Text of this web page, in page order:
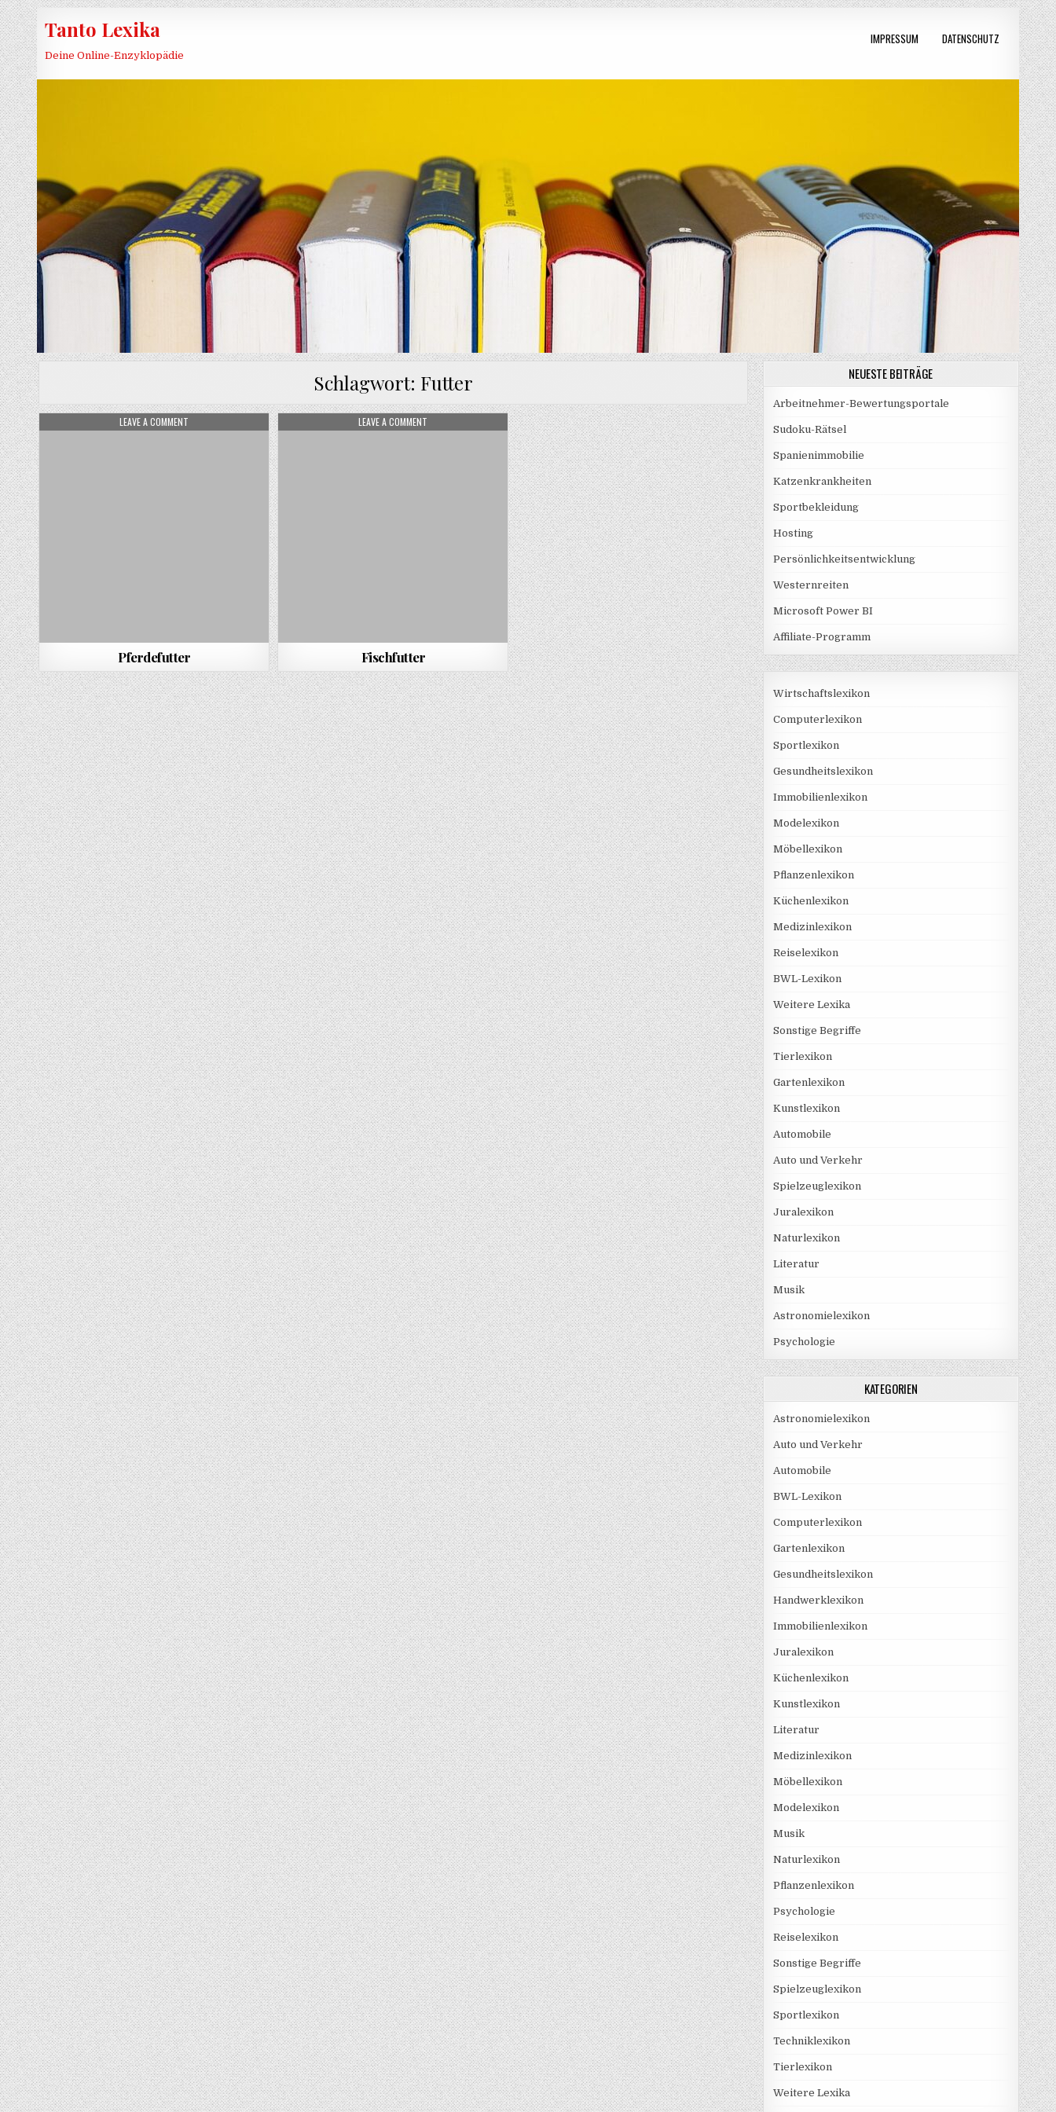
Skip to content
Tanto Lexika
Deine Online-Enzyklopädie
IMPRESSUM DATENSCHUTZ
Schlagwort: Futter
LEAVE A COMMENT
Pferdefutter
LEAVE A COMMENT
Fischfutter
NEUESTE BEITRÄGE
Arbeitnehmer-Bewertungsportale
Sudoku-Rätsel
Spanienimmobilie
Katzenkrankheiten
Sportbekleidung
Hosting
Persönlichkeitsentwicklung
Westernreiten
Microsoft Power BI
Affiliate-Programm
Wirtschaftslexikon
Computerlexikon
Sportlexikon
Gesundheitslexikon
Immobilienlexikon
Modelexikon
Möbellexikon
Pflanzenlexikon
Küchenlexikon
Medizinlexikon
Reiselexikon
BWL-Lexikon
Weitere Lexika
Sonstige Begriffe
Tierlexikon
Gartenlexikon
Kunstlexikon
Automobile
Auto und Verkehr
Spielzeuglexikon
Juralexikon
Naturlexikon
Literatur
Musik
Astronomielexikon
Psychologie
KATEGORIEN
Astronomielexikon
Auto und Verkehr
Automobile
BWL-Lexikon
Computerlexikon
Gartenlexikon
Gesundheitslexikon
Handwerklexikon
Immobilienlexikon
Juralexikon
Küchenlexikon
Kunstlexikon
Literatur
Medizinlexikon
Möbellexikon
Modelexikon
Musik
Naturlexikon
Pflanzenlexikon
Psychologie
Reiselexikon
Sonstige Begriffe
Spielzeuglexikon
Sportlexikon
Techniklexikon
Tierlexikon
Weitere Lexika